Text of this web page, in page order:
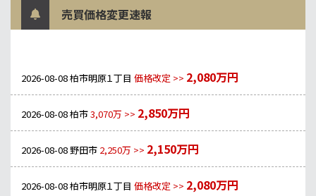
売買価格変更速報
2026-08-08柏市明原１丁目 価格改定 >> 2,080万円
2026-08-08柏市3,070万 >> 2,850万円
2026-08-08 野田市 2,250万 >> 2,150万円
2026-08-08柏市明原１丁目 価格改定 >> 2,080万円